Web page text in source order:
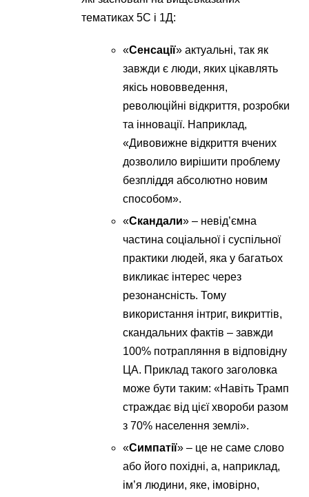
тематиках 5С і 1Д:
«Сенсації» актуальні, так як
завжди є люди, яких цікавлять
якісь нововведення,
революційні відкриття, розробки
та інновації. Наприклад,
«Дивовижне відкриття вчених
дозволило вирішити проблему
безпліддя абсолютно новим
способом».
«Скандали» – невід’ємна
частина соціальної і суспільної
практики людей, яка у багатьох
викликає інтерес через
резонансність. Тому
використання інтриг, викриттів,
скандальних фактів – завжди
100% потрапляння в відповідну
ЦА. Приклад такого заголовка
може бути таким: «Навіть Трамп
страждає від цієї хвороби разом
з 70% населення землі».
«Симпатії» – це не саме слово
або його похідні, а, наприклад,
ім’я людини, яке, імовірно,